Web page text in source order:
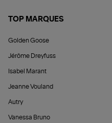
TOP MARQUES
Golden Goose
Jérôme Dreyfuss
Isabel Marant
Jeanne Vouland
Autry
Vanessa Bruno